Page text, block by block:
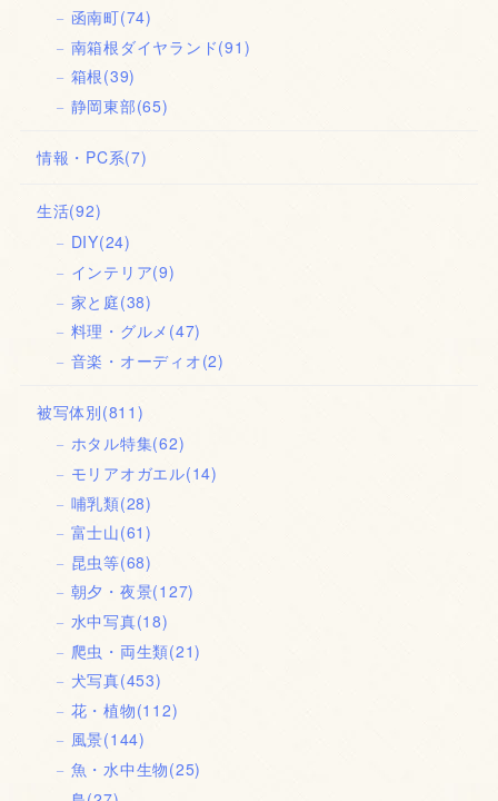
函南町(74)
南箱根ダイヤランド(91)
箱根(39)
静岡東部(65)
情報・PC系(7)
生活(92)
DIY(24)
インテリア(9)
家と庭(38)
料理・グルメ (47)
音楽・オーディオ(2)
被写体別(811)
ホタル特集(62)
モリアオガエル(14)
哺乳類(28)
富士山(61)
昆虫等(68)
朝夕・夜景(127)
水中写真(18)
爬虫・両生類(21)
犬写真(453)
花・植物(112)
風景(144)
魚・水中生物(25)